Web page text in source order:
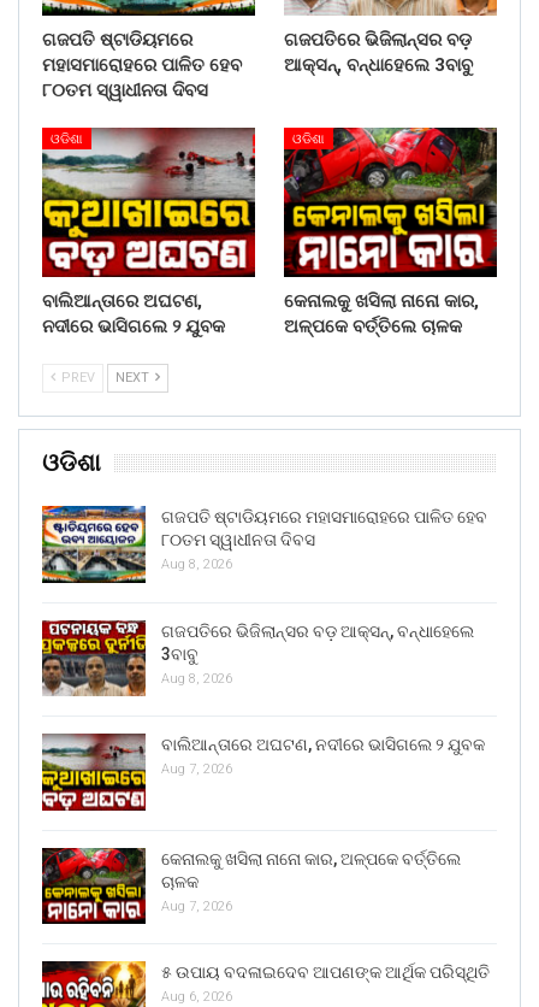
ଗଜପତି ଷ୍ଟାଡିୟମରେ
ମହାସମାରୋହରେ ପାଳିତ ହେବ
୮୦ତମ ସ୍ୱାଧୀନତା ଦିବସ
ଗଜପତିରେ ଭିଜିଲାନ୍ସର ବଡ଼
ଆକ୍ସନ୍, ବନ୍ଧାହେଲେ 3ବାବୁ
ଓଡିଶା
ବାଲିଆନ୍ତାରେ ଅଘଟଣ,
ନଦୀରେ ଭାସିଗଲେ ୨ ଯୁବକ
ଓଡିଶା
କେନାଲକୁ ଖସିଲା ନାନୋ କାର,
ଅଳ୍ପକେ ବର୍ତ୍ତିଲେ ଚାଳକ
PREV NEXT
ଓଡିଶା
ଗଜପତି ଷ୍ଟାଡିୟମରେ ମହାସମାରୋହରେ ପାଳିତ ହେବ
୮୦ତମ ସ୍ୱାଧୀନତା ଦିବସ
Aug 8, 2026
ଗଜପତିରେ ଭିଜିଲାନ୍ସର ବଡ଼ ଆକ୍ସନ୍, ବନ୍ଧାହେଲେ
3ବାବୁ
Aug 8, 2026
ବାଲିଆନ୍ତାରେ ଅଘଟଣ, ନଦୀରେ ଭାସିଗଲେ ୨ ଯୁବକ
Aug 7, 2026
କେନାଲକୁ ଖସିଲା ନାନୋ କାର, ଅଳ୍ପକେ ବର୍ତ୍ତିଲେ
ଚାଳକ
Aug 7, 2026
୫ ଉପାୟ ବଦଳାଇଦେବ ଆପଣଙ୍କ ଆର୍ଥିକ ପରିସ୍ଥିତି
Aug 6, 2026